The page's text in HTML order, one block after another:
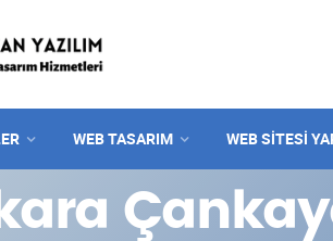
WEB TASARIM WEB SITESI